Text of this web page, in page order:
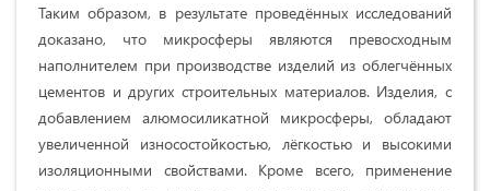
Таким образом, в результате проведённых исследований
доказано, что микросферы являются превосходным
наполнителем при производстве изделий из облегчённых
цементов и других строительных материалов. Изделия, с
добавлением алюмосиликатной микросферы, обладают
увеличенной износостойкостью, лёгкостью и высокими
изоляционными свойствами. Кроме всего, применение